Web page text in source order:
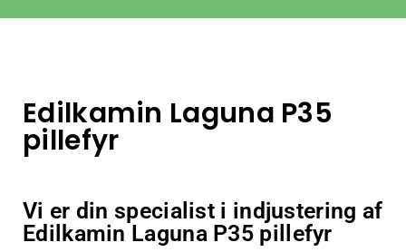
Edilkamin Laguna P35
pillefyr
Vi er din specialist i indjustering af
Edilkamin Laguna P35 pillefyr